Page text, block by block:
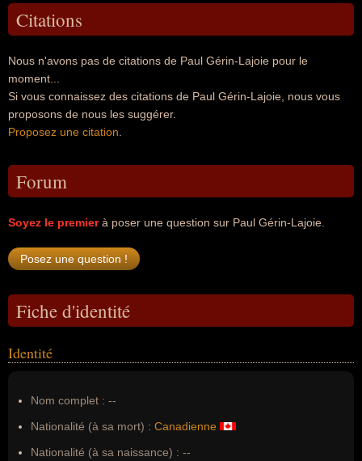
Citations
Nous n'avons pas de citations de Paul Gérin-Lajoie pour le
moment...
Si vous connaissez des citations de Paul Gérin-Lajoie, nous vous
proposons de nous les suggérer.
Proposez une citation
Forum
Soyez le premierà poser une question sur Paul Gérin-Lajoie.
Fiche d'identité
Identité
Nom complet : --
Nationalité (à sa mort) : Canadienne
Nationalité (à sa naissance) : --